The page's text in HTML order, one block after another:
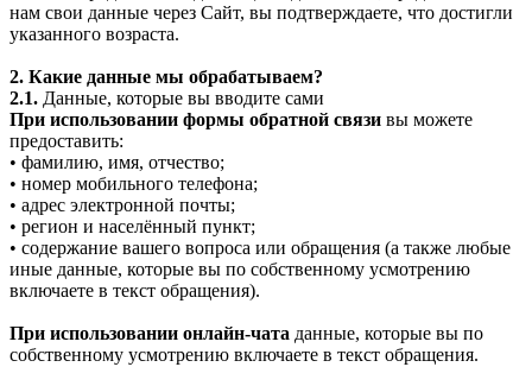
нам свои данные через Сайт, вы подтверждаете, что достигли
указанного возраста.
2. Какие данные мы обрабатываем?
2.1. Данные, которые вы вводите сами
При использовании формы обратной связи вы можете
предоставить:
• фамилию, имя, отчество;
• номер мобильного телефона;
• адрес электронной почты;
• регион и населённый пункт;
• содержание вашего вопроса или обращения (а также любые
иные данные, которые вы по собственному усмотрению
включаете в текст обращения).
При использовании онлайн-чата данные, которые вы по
собственному усмотрению включаете в текст обращения.